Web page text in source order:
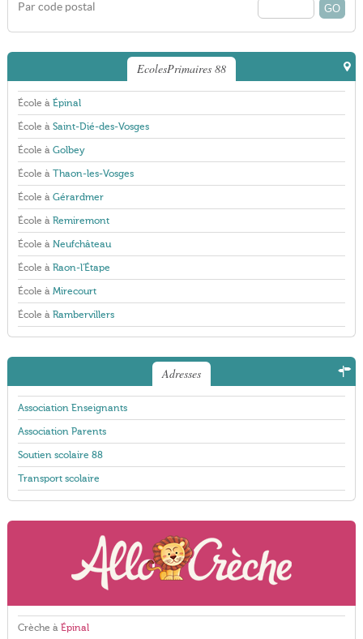
Par code postal
EcolesPrimaires 88
École à Épinal
École à Saint-Dié-des-Vosges
École à Golbey
École à Thaon-les-Vosges
École à Gérardmer
École à Remiremont
École à Neufchâteau
École à Raon-l'Étape
École à Mirecourt
École à Rambervillers
Adresses
Association Enseignants
Association Parents
Soutien scolaire 88
Transport scolaire
Crèche à Épinal